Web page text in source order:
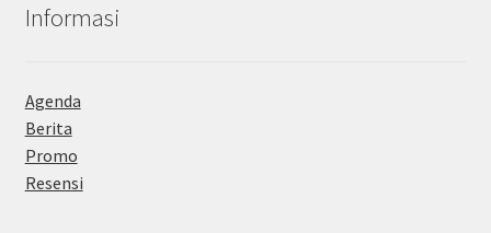
Informasi
Agenda
Berita
Promo
Resensi